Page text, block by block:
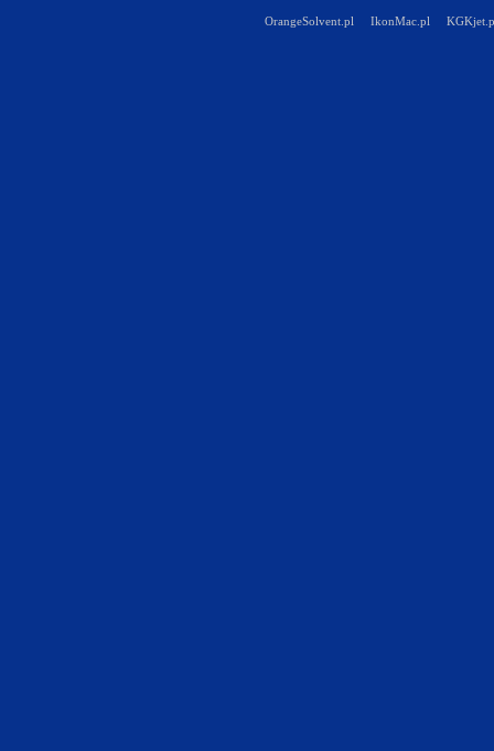
OrangeSolvent.pl IkonMac.pl